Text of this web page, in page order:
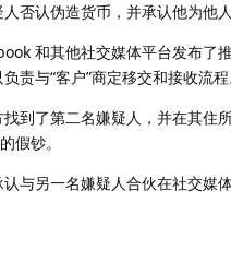
否认伪造货币，并承认他为他人
和其他社交媒体平台发布了
责与“客户”商定移交和接收流程
到了第二名嫌疑人，并在其住
假钞。
与另一名嫌疑人合伙在社交媒